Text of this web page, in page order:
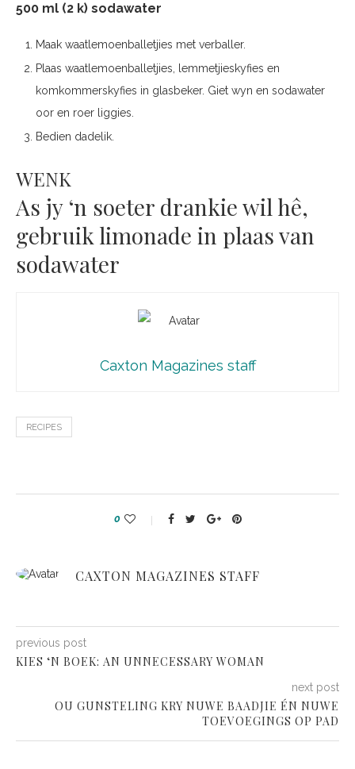
500 ml (2 k) sodawater
Maak waatlemoenballetjies met verballer.
Plaas waatlemoenballetjies, lemmetjieskyfies en
komkommerskyfies in glasbeker. Giet wyn en sodawater
oor en roer liggies.
Bedien dadelik.
WENK
As jy ‘n soeter drankie wil hê,
gebruik limonade in plaas van
sodawater
Caxton Magazines staff
RECIPES
0
CAXTON MAGAZINES STAFF
previous post
KIES ‘N BOEK: AN UNNECESSARY WOMAN
next post
OU GUNSTELING KRY NUWE BAADJIE ÉN NUWE
TOEVOEGINGS OP PAD